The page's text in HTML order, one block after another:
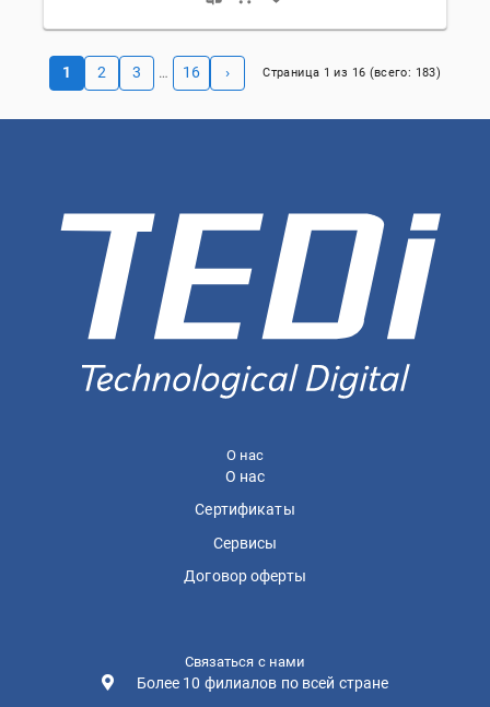
1 2 3 … 16 › Страница 1 из 16 (всего: 183)
О нас
О нас
Сертификаты
Сервисы
Договор оферты
Связаться с нами
Более 10 филиалов по всей стране